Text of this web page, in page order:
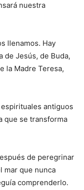
nuestra
llenamos. Hay
de Jesús, de Buda,
la Madre Teresa,
antiguos
que se transforma
de peregrinar
mar que nunca
comprenderlo.